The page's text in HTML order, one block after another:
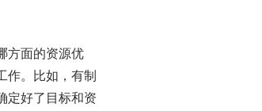
方面的资源优
作。比如，有制
定好了目标和资